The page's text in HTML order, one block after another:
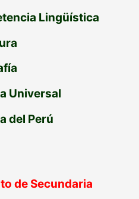
Lingüística
Universal
del Perú
de Secundaria